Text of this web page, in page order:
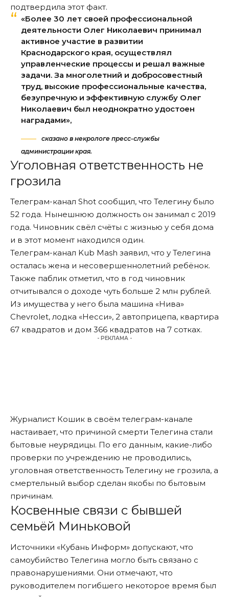
подтвердила этот факт.
«Более 30 лет своей профессиональной
деятельности Олег Николаевич принимал
активное участие в развитии
Краснодарского края, осуществлял
управленческие процессы и решал важные
задачи. За многолетний и добросовестный
труд, высокие профессиональные качества,
безупречную и эффективную службу Олег
Николаевич был неоднократно удостоен
наградами»,
сказано в некрологе пресс-службы
администрации края.
Уголовная ответственность не
грозила
Телеграм-канал Shot сообщил, что Телегину было
52 года. Нынешнюю должность он занимал с 2019
года. Чиновник свёл счёты с жизнью у себя дома
и в этот момент находился один.
Телеграм-канал Kub Mash заявил, что у Телегина
осталась жена и несовершеннолетний ребёнок.
Также паблик отметил, что в год чиновник
отчитывался о доходе чуть больше 2 млн рублей.
Из имущества у него была машина «Нива»
Chevrolet, лодка «Несси», 2 автоприцепа, квартира
67 квадратов и дом 366 квадратов на 7 сотках.
- РЕКЛАМА -
Журналист Кошик в своём телеграм-канале
настаивает, что причиной смерти Телегина стали
бытовые неурядицы. По его данным, какие-либо
проверки по учреждению не проводились,
уголовная ответственность Телегину не грозила, а
смертельный выбор сделан якобы по бытовым
причинам.
Косвенные связи с бывшей
семьёй Миньковой
Источники «Кубань Информ» допускают, что
самоубийство Телегина могло быть связано с
правонарушениями. Они отмечают, что
руководителем погибшего некоторое время был